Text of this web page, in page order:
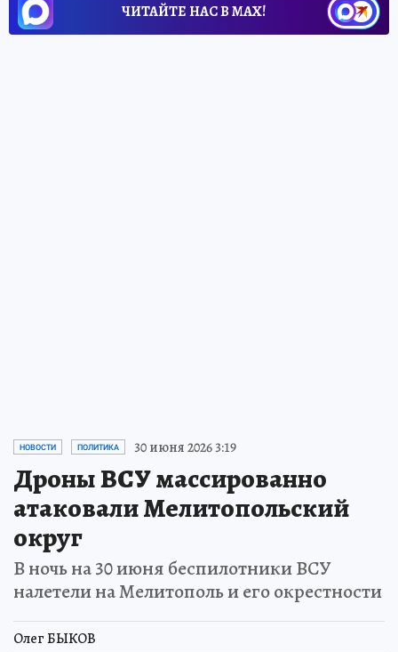
ЧИТАЙТЕ НАС В МАХ!
НОВОСТИ ПОЛИТИКА 30 июня 2026 3:19
Дроны ВСУ массированно
атаковали Мелитопольский
округ
В ночь на 30 июня беспилотники ВСУ
налетели на Мелитополь и его окрестности
Олег БЫКОВ